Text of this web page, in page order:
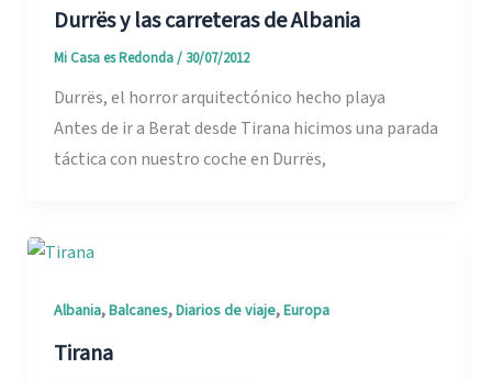
Durrës y las carreteras de Albania
Mi Casa es Redonda/ 30/07/2012
Durrës, el horror arquitectónico hecho playa
Antes de ir a Berat desde Tirana hicimos una parada
táctica con nuestro coche en Durrës,
Albania,Balcanes,Diarios de viaje,Europa
Tirana